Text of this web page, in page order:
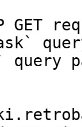
GET